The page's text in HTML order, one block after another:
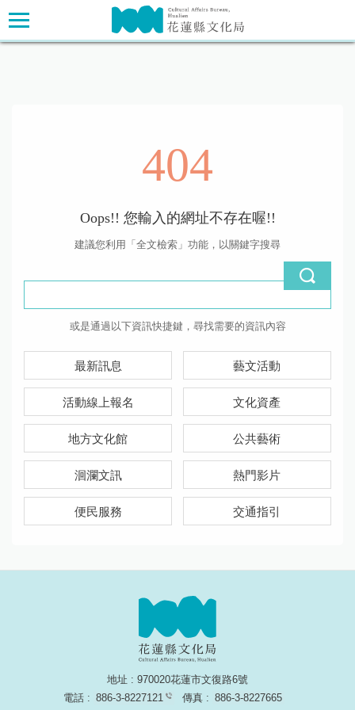
跳
到
主
主要內容區塊
404
Oops!! 您輸入的網址不存在喔!!
建議您利用「全文檢索」功能，以關鍵字搜尋
或是通過以下資訊快捷鍵，尋找需要的資訊內容
最新訊息 藝文活動
活動線上報名 文化資產
地方文化館 公共藝術
洄瀾文訊 熱門影片
便民服務 交通指引
地址 : 970020花蓮市文復路6號
電話 : 886-3-8227121 傳真 : 886-3-8227665